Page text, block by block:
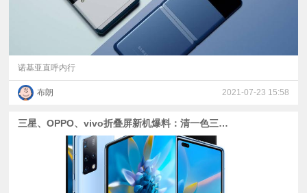
诺基亚直呼内行
布朗 2021-07-23 15:58
三星、OPPO、vivo折叠屏新机爆料：清一色三星内屏